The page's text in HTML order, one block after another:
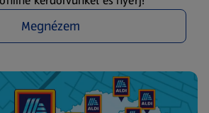
Megnézem